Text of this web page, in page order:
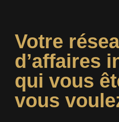
Votre
d’affaires
qui vous
vous